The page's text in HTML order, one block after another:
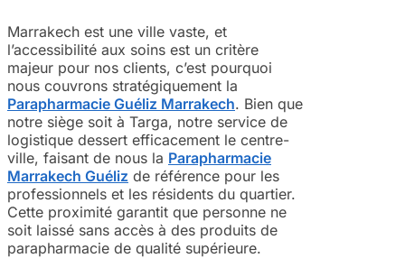
Marrakech est une ville vaste, et
l’accessibilité aux soins est un critère
majeur pour nos clients, c’est pourquoi
nous couvrons stratégiquement la
Parapharmacie Guéliz Marrakech. Bien que
notre siège soit à Targa, notre service de
logistique dessert efficacement le centre-
ville, faisant de nous la Parapharmacie
Marrakech Guéliz de référence pour les
professionnels et les résidents du quartier.
Cette proximité garantit que personne ne
soit laissé sans accès à des produits de
parapharmacie de qualité supérieure.